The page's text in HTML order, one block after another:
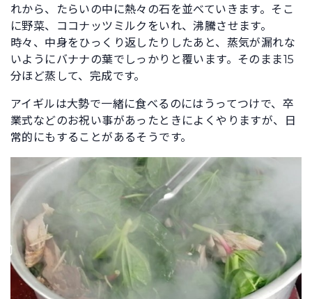
れから、たらいの中に熱々の石を並べていきます。そこ
に野菜、ココナッツミルクをいれ、沸騰させます。
時々、中身をひっくり返したりしたあと、蒸気が漏れな
いようにバナナの葉でしっかりと覆います。そのまま15
分ほど蒸して、完成です。
アイギルは大勢で一緒に食べるのにはうってつけで、卒
業式などのお祝い事があったときによくやりますが、日
常的にもすることがあるそうです。